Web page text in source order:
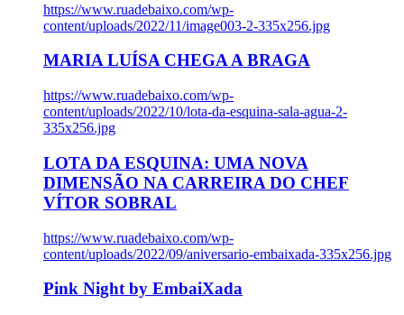
https://www.ruadebaixo.com/wp-
content/uploads/2022/11/image003-2-335x256.jpg
MARIA LUÍSA CHEGA A BRAGA
https://www.ruadebaixo.com/wp-
content/uploads/2022/10/lota-da-esquina-sala-agua-2-
335x256.jpg
LOTA DA ESQUINA: UMA NOVA
DIMENSÃO NA CARREIRA DO CHEF
VÍTOR SOBRAL
https://www.ruadebaixo.com/wp-
content/uploads/2022/09/aniversario-embaixada-335x256.jpg
Pink Night by EmbaiXada